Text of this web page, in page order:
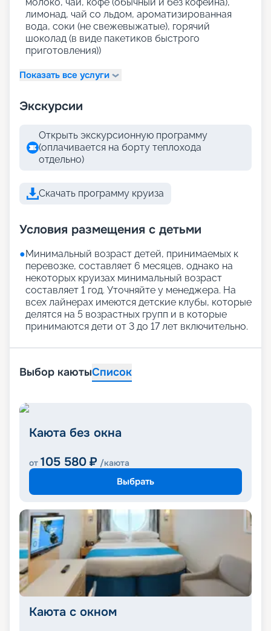
лимонад, чай со льдом, ароматизированная
вода, соки (не свежевыжатые), горячий
шоколад (в виде пакетиков быстрого
приготовления))
Показать все услуги
Экскурсии
Открыть экскурсионную программу
(оплачивается на борту теплохода
отдельно)
Скачать программу круиза
Условия размещения с детьми
●Минимальный возраст детей, принимаемых к
перевозке, составляет 6 месяцев, однако на
некоторых круизах минимальный возраст
составляет 1 год. Уточняйте у менеджера. На
всех лайнерах имеются детские клубы, которые
делятся на 5 возрастных групп и в которые
принимаются дети от 3 до 17 лет включительно.
Выбор каютыСписок
Каюта без окна
от 105 580 ₽ /каюта
Выбрать
Каюта с окном